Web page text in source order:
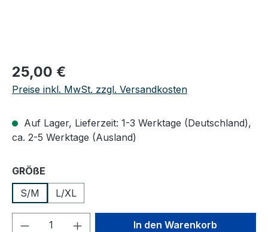
Regulärer Preis:
25,00 €
Preise inkl. MwSt. zzgl. Versandkosten
Auf Lager, Lieferzeit: 1-3 Werktage (Deutschland),
ca. 2-5 Werktage (Ausland)
GRÖßE
S/M
L/XL
Produkt Anzahl: Gib denIn den Warenkorb